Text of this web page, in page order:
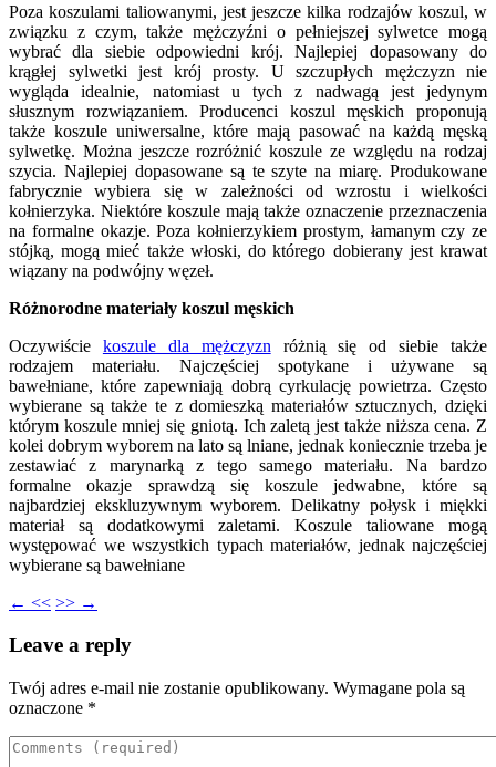
Poza koszulami taliowanymi, jest jeszcze kilka rodzajów koszul, w
związku z czym, także mężczyźni o pełniejszej sylwetce mogą
wybrać dla siebie odpowiedni krój. Najlepiej dopasowany do
krągłej sylwetki jest krój prosty. U szczupłych mężczyzn nie
wygląda idealnie, natomiast u tych z nadwagą jest jedynym
słusznym rozwiązaniem. Producenci koszul męskich proponują
także koszule uniwersalne, które mają pasować na każdą męską
sylwetkę. Można jeszcze rozróżnić koszule ze względu na rodzaj
szycia. Najlepiej dopasowane są te szyte na miarę. Produkowane
fabrycznie wybiera się w zależności od wzrostu i wielkości
kołnierzyka. Niektóre koszule mają także oznaczenie przeznaczenia
na formalne okazje. Poza kołnierzykiem prostym, łamanym czy ze
stójką, mogą mieć także włoski, do którego dobierany jest krawat
wiązany na podwójny węzeł.
Różnorodne materiały koszul męskich
Oczywiście koszule dla mężczyzn różnią się od siebie także
rodzajem materiału. Najczęściej spotykane i używane są
bawełniane, które zapewniają dobrą cyrkulację powietrza. Często
wybierane są także te z domieszką materiałów sztucznych, dzięki
którym koszule mniej się gniotą. Ich zaletą jest także niższa cena. Z
kolei dobrym wyborem na lato są lniane, jednak koniecznie trzeba je
zestawiać z marynarką z tego samego materiału. Na bardzo
formalne okazje sprawdzą się koszule jedwabne, które są
najbardziej ekskluzywnym wyborem. Delikatny połysk i miękki
materiał są dodatkowymi zaletami. Koszule taliowane mogą
występować we wszystkich typach materiałów, jednak najczęściej
wybierane są bawełniane
← << >> →
Leave a reply
Twój adres e-mail nie zostanie opublikowany. Wymagane pola są
oznaczone *